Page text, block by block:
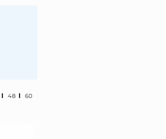
48 60